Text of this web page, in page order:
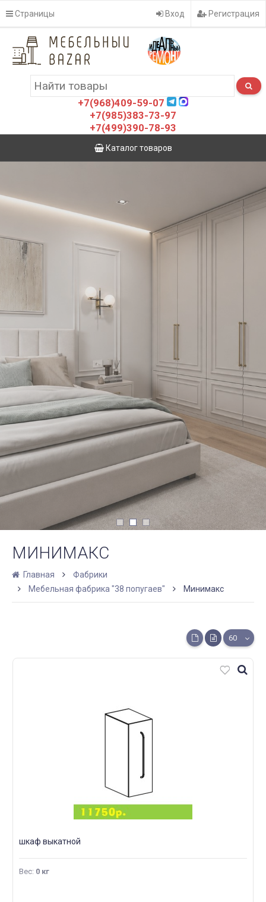
Страницы Вход Регистрация
+7(968)409-59-07
+7(985)383-73-97
+7(499)390-78-93
Каталог товаров
МИНИМАКС
Главная
Фабрики
Мебельная фабрика "38 попугаев"
Минимакс
60
шкаф выкатной
Вес: 0 кг